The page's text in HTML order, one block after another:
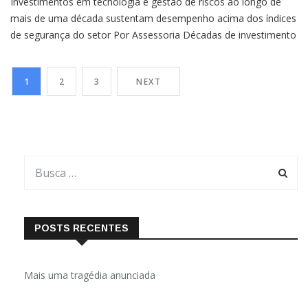
mais de uma década sustentam desempenho acima dos índices
de segurança do setor Por Assessoria Décadas de investimento
operacional colocaram o Terminal Marítimo Ponta Ubu, da
Samarco, em um patamar acima dos índices nacionais de
1 2 3 NEXT
POSTS RECENTES
Mais uma tragédia anunciada